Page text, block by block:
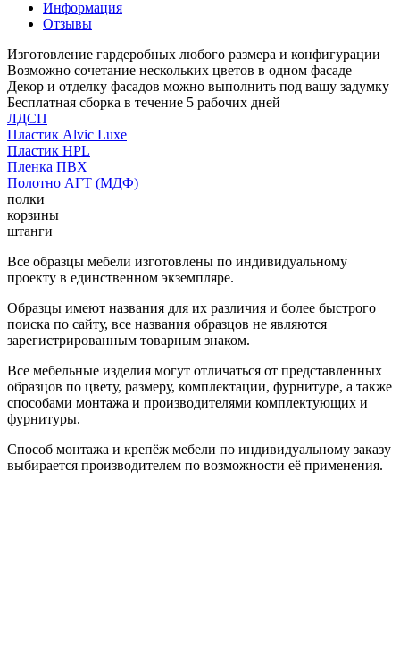
Информация
Отзывы
Изготовление гардеробных любого размера и конфигурации
Возможно сочетание нескольких цветов в одном фасаде
Декор и отделку фасадов можно выполнить под вашу задумку
Бесплатная сборка в течение 5 рабочих дней
ЛДСП
Пластик Alvic Luxe
Пластик HPL
Пленка ПВХ
Полотно АГТ (МДФ)
полки
корзины
штанги
Все образцы мебели изготовлены по индивидуальному
проекту в единственном экземпляре.
Образцы имеют названия для их различия и более быстрого
поиска по сайту, все названия образцов не являются
зарегистрированным товарным знаком.
Все мебельные изделия могут отличаться от представленных
образцов по цвету, размеру, комплектации, фурнитуре, а также
способами монтажа и производителями комплектующих и
фурнитуры.
Способ монтажа и крепёж мебели по индивидуальному заказу
выбирается производителем по возможности её применения.